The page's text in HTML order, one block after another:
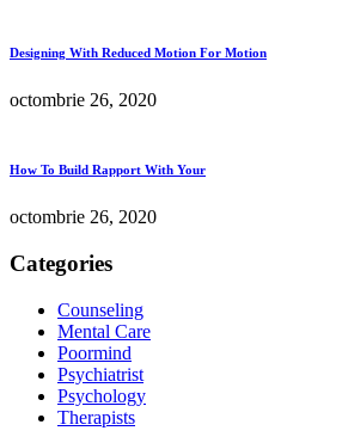
Designing With Reduced Motion For Motion
octombrie 26, 2020
How To Build Rapport With Your
octombrie 26, 2020
Categories
Counseling
Mental Care
Poormind
Psychiatrist
Psychology
Therapists